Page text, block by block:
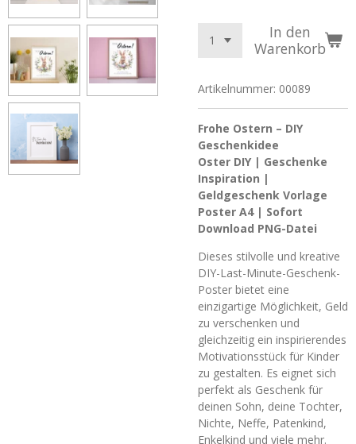
In den
Warenkorb
Artikelnummer: 00089
Frohe Ostern – DIY
Geschenkidee
Oster DIY | Geschenke
Inspiration |
Geldgeschenk Vorlage
Poster A4 | Sofort
Download PNG-Datei
Dieses stilvolle und kreative
DIY-Last-Minute-Geschenk-
Poster bietet eine
einzigartige Möglichkeit, Geld
zu verschenken und
gleichzeitig ein inspirierendes
Motivationsstück für Kinder
zu gestalten. Es eignet sich
perfekt als Geschenk für
deinen Sohn, deine Tochter,
Nichte, Neffe, Patenkind,
Enkelkind und viele mehr.